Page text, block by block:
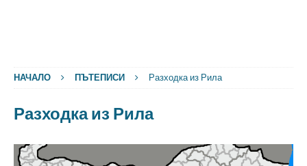
НАЧАЛО ПЪТЕПИСИ Разходка из Рила
Разходка из Рила